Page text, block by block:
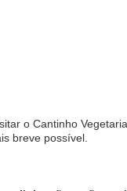
o Cantinho
breve possível.